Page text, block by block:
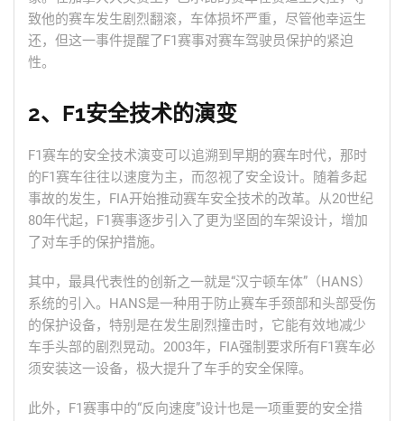
致他的赛车发生剧烈翻滚，车体损坏严重，尽管他幸运生
还，但这一事件提醒了F1赛事对赛车驾驶员保护的紧迫
性。
2、F1安全技术的演变
F1赛车的安全技术演变可以追溯到早期的赛车时代，那时
的F1赛车往往以速度为主，而忽视了安全设计。随着多起
事故的发生，FIA开始推动赛车安全技术的改革。从20世纪
80年代起，F1赛事逐步引入了更为坚固的车架设计，增加
了对车手的保护措施。
其中，最具代表性的创新之一就是“汉宁顿车体”（HANS）
系统的引入。HANS是一种用于防止赛车手颈部和头部受伤
的保护设备，特别是在发生剧烈撞击时，它能有效地减少
车手头部的剧烈晃动。2003年，FIA强制要求所有F1赛车必
须安装这一设备，极大提升了车手的安全保障。
此外，F1赛事中的“反向速度”设计也是一项重要的安全措